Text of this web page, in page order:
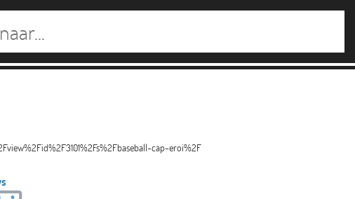
cap-eroi%2F